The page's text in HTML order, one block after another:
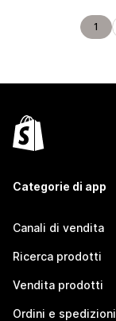
1
Categorie di app
Canali di vendita
Ricerca prodotti
Vendita prodotti
Ordini e spedizioni